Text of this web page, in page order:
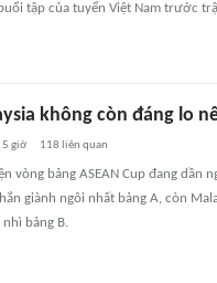
tập của tuyển Việt Nam trước
không còn đáng lo
5 giờ 118 liên quan
vòng bảng ASEAN Cup đang dần
giành ngôi nhất bảng A, còn
bảng B.